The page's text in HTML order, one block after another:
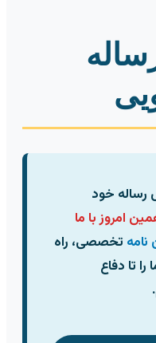
خود
با ما
تخصصی، راه
دفاع